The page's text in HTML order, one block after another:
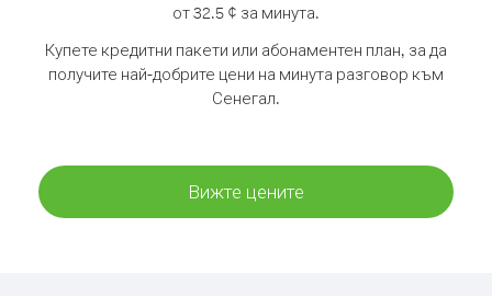
от 32.5 ¢ за минута.
Купете кредитни пакети или абонаментен план, за да
получите най-добрите цени на минута разговор към
Сенегал.
Вижте цените